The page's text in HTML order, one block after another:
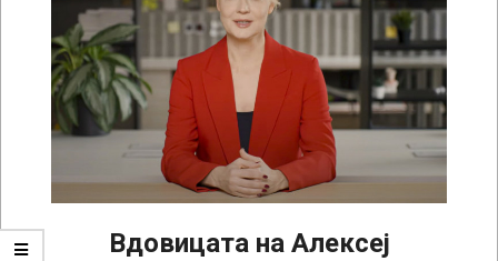
Вдовицата на Алексеј